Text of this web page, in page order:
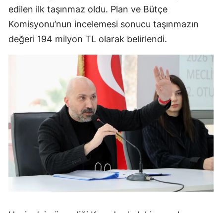
edilen ilk taşınmaz oldu. Plan ve Bütçe
Komisyonu’nun incelemesi sonucu taşınmazın
değeri 194 milyon TL olarak belirlendi.